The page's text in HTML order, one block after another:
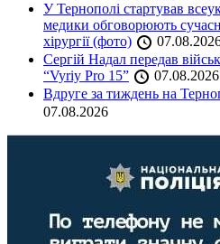
У Тернополі стартував
медики обговорюють
хірургії (фото)
Сергій Надал передав
“Vyriy Pro 15”
07.08.2026
Вдруге за тиждень на
07.08.2026